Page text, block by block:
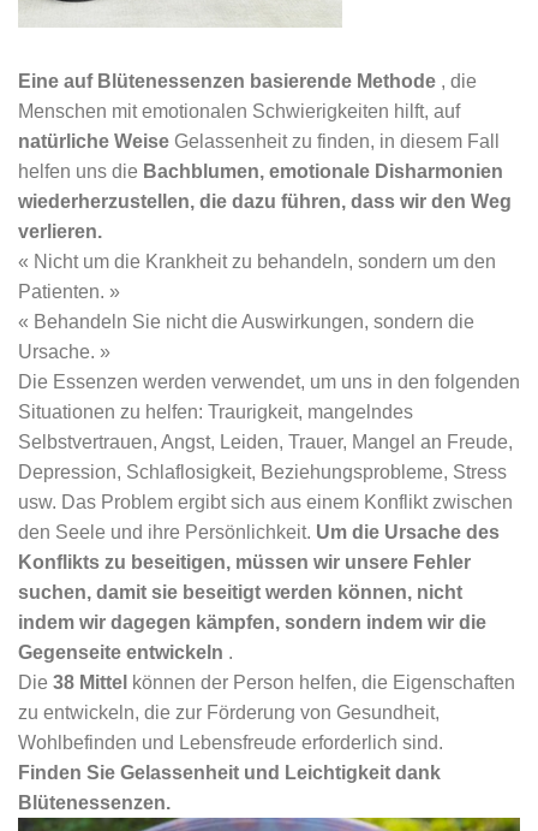
Eine auf Blütenessenzen basierende Methode , die
Menschen mit emotionalen Schwierigkeiten hilft, auf
natürliche Weise Gelassenheit zu finden, in diesem Fall
helfen uns die Bachblumen, emotionale Disharmonien
wiederherzustellen, die dazu führen, dass wir den Weg
verlieren.
« Nicht um die Krankheit zu behandeln, sondern um den
Patienten. »
« Behandeln Sie nicht die Auswirkungen, sondern die
Ursache. »
Die Essenzen werden verwendet, um uns in den folgenden
Situationen zu helfen: Traurigkeit, mangelndes
Selbstvertrauen, Angst, Leiden, Trauer, Mangel an Freude,
Depression, Schlaflosigkeit, Beziehungsprobleme, Stress
usw. Das Problem ergibt sich aus einem Konflikt zwischen
den Seele und ihre Persönlichkeit. Um die Ursache des
Konflikts zu beseitigen, müssen wir unsere Fehler
suchen, damit sie beseitigt werden können, nicht
indem wir dagegen kämpfen, sondern indem wir die
Gegenseite entwickeln .
Die 38 Mittel können der Person helfen, die Eigenschaften
zu entwickeln, die zur Förderung von Gesundheit,
Wohlbefinden und Lebensfreude erforderlich sind.
Finden Sie Gelassenheit und Leichtigkeit dank
Blütenessenzen.